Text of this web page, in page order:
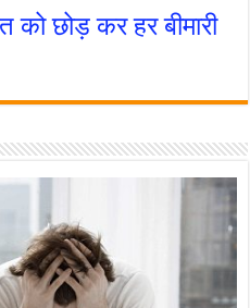
छोड़ कर हर बीमारी